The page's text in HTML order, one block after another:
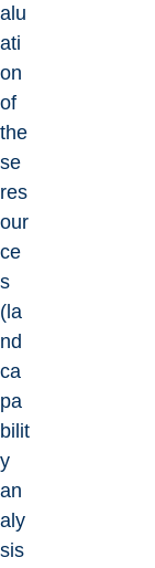
alu
ati
on
of
the
se
res
our
ce
s
(la
nd
ca
pa
bilit
y
an
aly
sis